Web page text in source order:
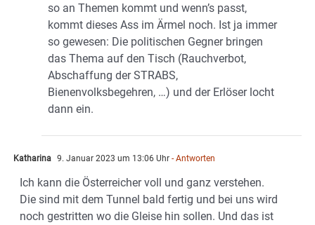
so an Themen kommt und wenn’s passt,
kommt dieses Ass im Ärmel noch. Ist ja immer
so gewesen: Die politischen Gegner bringen
das Thema auf den Tisch (Rauchverbot,
Abschaffung der STRABS,
Bienenvolksbegehren, …) und der Erlöser locht
dann ein.
Katharina 9. Januar 2023 um 13:06 Uhr - Antworten
Ich kann die Österreicher voll und ganz verstehen.
Die sind mit dem Tunnel bald fertig und bei uns wird
noch gestritten wo die Gleise hin sollen. Und das ist